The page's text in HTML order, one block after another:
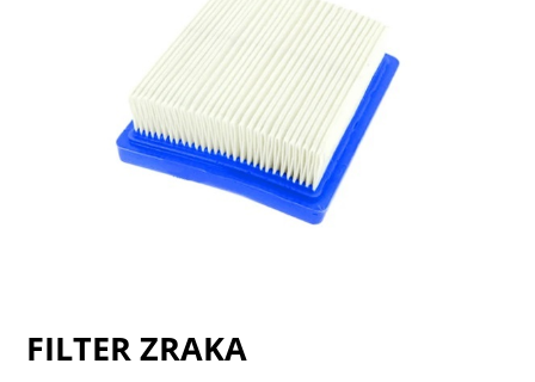
FILTER ZRAKA